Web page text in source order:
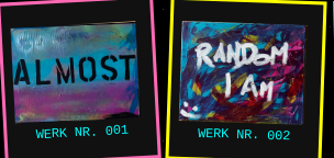
WERK NR. 001 WERK NR. 002